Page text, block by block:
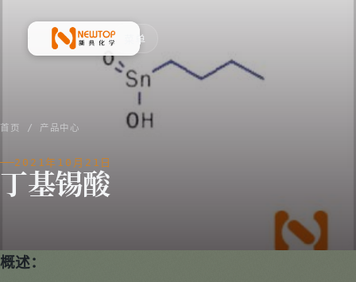
新典化学材料(上海)有限公司
菜单
首页 / 产品中心
2021年10月21日
丁基锡酸
概述：